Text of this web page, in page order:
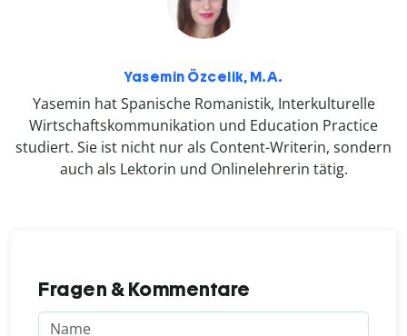
Yasemin Özcelik, M.A.
Yasemin hat Spanische Romanistik, Interkulturelle
Wirtschaftskommunikation und Education Practice
studiert. Sie ist nicht nur als Content-Writerin, sondern
auch als Lektorin und Onlinelehrerin tätig.
Fragen & Kommentare